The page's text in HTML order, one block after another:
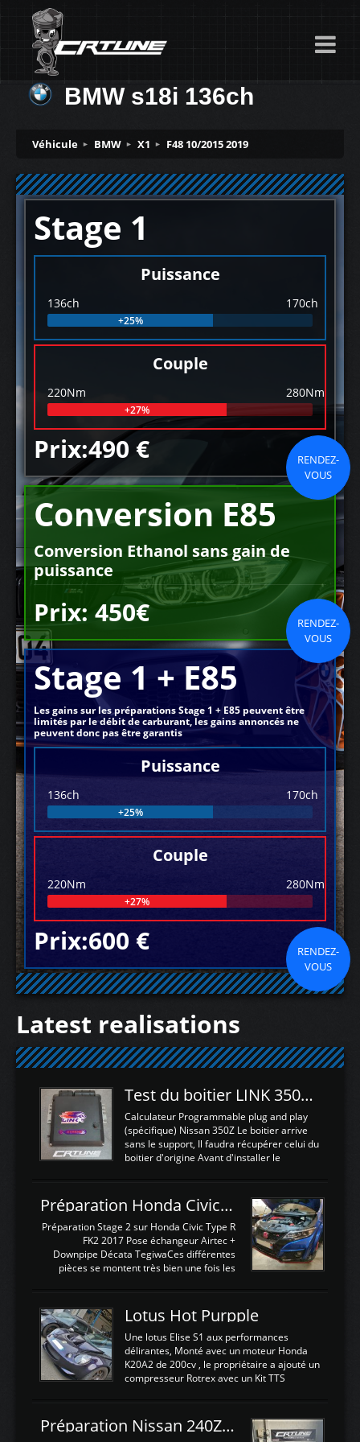
BMW s18i 136ch
Véhicule BMW X1 F48 10/2015 2019
Stage 1
Puissance
136ch 170ch
+25%
Couple
220Nm 280Nm
+27%
Prix:490 €
RENDEZ-
VOUS
Conversion E85
Conversion Ethanol sans gain de
puissance
Prix: 450€
RENDEZ-
VOUS
Stage 1 + E85
Les gains sur les préparations Stage 1 + E85 peuvent être
limités par le débit de carburant, les gains annoncés ne
peuvent donc pas être garantis
Puissance
136ch 170ch
+25%
Couple
220Nm 280Nm
+27%
Prix:600 €
RENDEZ-
VOUS
Latest realisations
Test du boitier LINK 350Z Plugin ECU
Calculateur Programmable plug and play
(spécifique) Nissan 350Z Le boitier arrive
sans le support, Il faudra récupérer celui du
boitier d'origine Avant d'installer le
d'envoyer l'information de la large bande
dans le boitier. sydney sweeney deepfake
La sortie 0-5V de l'afr sera connectée sur
l'entrée AN Volt 8 et GndAN pour
Analogique, et Volt car l'information est une
tension (Pas une résistance variable d'un
est temps de brancher le ...
Préparation Honda Civic Type R FK2
Préparation Stage 2 sur Honda Civic Type R
FK2 2017 Pose échangeur Airtec +
Downpipe Décata TegiwaCes différentes
pièces se montent très bien une fois les
légere découpe du plastique inferieur,
negénant en rien la structure ou le
fonctionnement du fond plat. Une
reprogrammation Stage 2 est faite sur le
calculateur d'origine. Une alternative
économique au passage sur Hondata
d'origine 310cv et 400Nn , Une fois
reprogrammé et les ...
Lotus Hot Purpple
Une lotus Elise S1 aux performances
délirantes, Monté avec un moteur Honda
K20A2 de 200cv , le propriétaire a ajouté un
compresseur Rotrex avec un Kit TTS
d'augmenter la puissance de son moteur:
un watercooler a été ajouté. 300Cv sans
Préparation Nissan 240Z SR20DET